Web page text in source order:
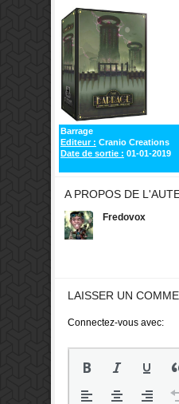
Barrage
Editeur : Cranio Creations
Date de sortie : 01-01-2019
A PROPOS DE
Fredovox
LAISSER UN
Connectez-vous avec: